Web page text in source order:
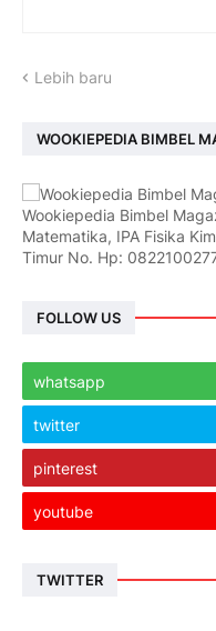
Lebih baru
WOOKIEPEDIA BIMBEL
Wookiepedia Bimbel
Matematika, IPA Fisika
Timur No. Hp:
FOLLOW US
whatsapp
twitter
pinterest
youtube
TWITTER